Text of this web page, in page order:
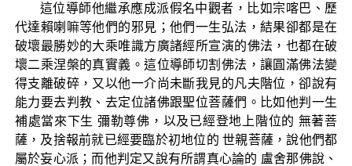
這位導師他繼承應成派假名中觀者，比如宗喀巴、歷
代達賴喇嘛等他們的邪見；他們一生弘法，結果卻都是在
破壞最勝妙的大乘唯識方廣諸經所宣演的佛法，也都在破
壞二乘涅槃的真實義。這位導師切割佛法，讓圓滿佛法變
得支離破碎，又以他一介尚未斷我見的凡夫階位，卻說有
能力要去判教、去定位諸佛跟聖位菩薩們。比如他判一生
補處當來下生 彌勒尊佛，以及已經登地上階位的 無著菩
薩，及捨報前就已經要臨於初地位的 世親菩薩，說他們都
屬於妄心派；而他判定又說有所謂真心論的 盧舍那佛說、